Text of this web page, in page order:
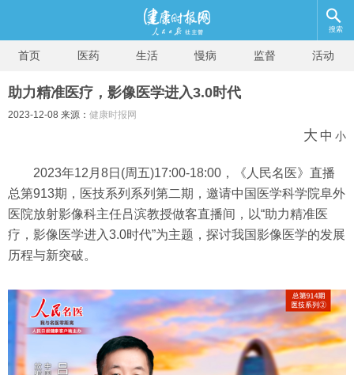
搜索
首页 医药 生活 慢病 监督 活动
助力精准医疗，影像医学进入3.0时代
2023-12-08 来源： 健康时报网
大 中 小
2023年12月8日(周五)17:00-18:00，《人民名医》直播
总第913期，医技系列系列第二期，邀请中国医学科学院阜外
医院放射影像科主任吕滨教授做客直播间，以“助力精准医
疗，影像医学进入3.0时代”为主题，探讨我国影像医学的发展
历程与新突破。